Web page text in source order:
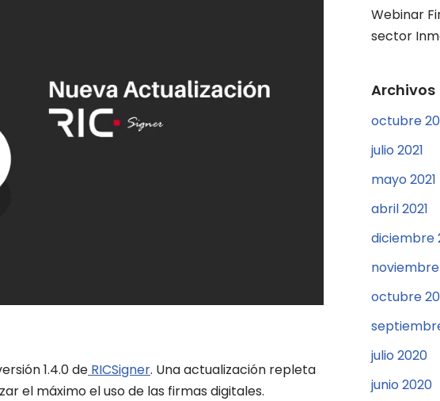
1.4.0 de RICSigner. Una actualización repleta
el máximo el uso de las firmas digitales.
Webinar
sector
Archivos
octubre
julio 2021
mayo 2021
abril 2021
diciembre
octubre
julio 2020
junio 2020